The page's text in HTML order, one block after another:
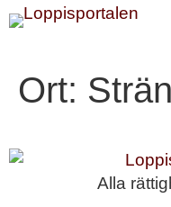
Ort:
Alla